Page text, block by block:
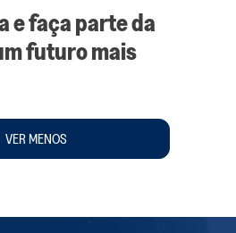
e faça parte da
futuro mais
VER MENOS